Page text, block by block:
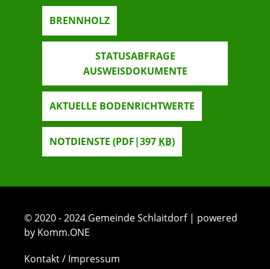
BRENNHOLZ
STATUSABFRAGE
AUSWEISDOKUMENTE
AKTUELLE BODENRICHTWERTE
NOTDIENSTE (PDF|397 KB)
© 2020 - 2024 Gemeinde Schlaitdorf | powered
by Komm.ONE
Kontakt / Impressum